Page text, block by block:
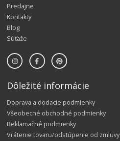
Predajne
Kontakty
Blog
Súťaže
Dôležité informácie
Doprava a dodacie podmienky
Všeobecné obchodné podmienky
Reklamačné podmienky
Vrátenie tovaru/odstúpenie od zmluvy